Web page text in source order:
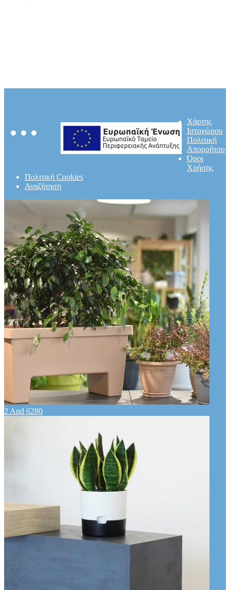
Χάρτης
Ιστοχώρου
Πολιτική
Απορρήτου
Όροι
Χρήσης
Πολιτική Cookies
Αναζήτηση
2 And 6280